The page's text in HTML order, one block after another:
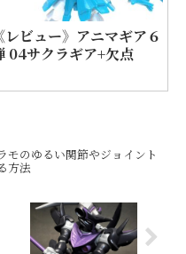
レビュー》アニマギア６
04サクラギア+欠点
モのゆるい関節やジョイント
方法